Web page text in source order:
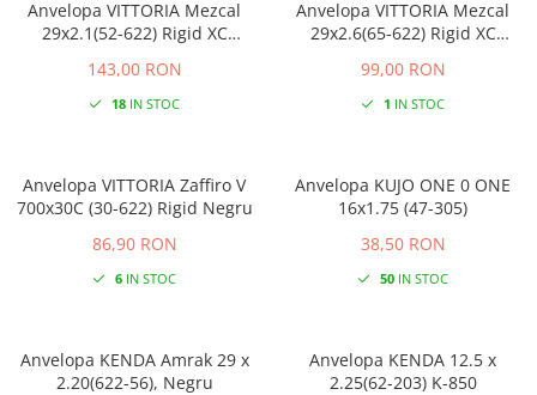
Anvelopa VITTORIA Mezcal
29x2.1(52-622) Rigid XC
143,00 RON
18IN STOC
Anvelopa VITTORIA Mezcal
29x2.6(65-622) Rigid XC
99,00 RON
1 IN STOC
Anvelopa VITTORIA Zaffiro V
700x30C (30-622) Rigid Negru
86,90 RON
6IN STOC
Anvelopa KUJO ONE 0 ONE
16x1.75 (47-305)
38,50 RON
50IN STOC
Anvelopa KENDA Amrak 29 x
2.20(622-56), Negru
Anvelopa KENDA 12.5 x
2.25(62-203) K-850